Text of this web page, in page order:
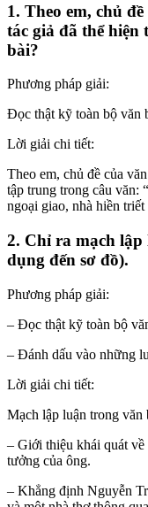
1. Theo em, chủ
tác giả đã thể hiện
bài?
Phương pháp giải:
Đọc thật kỹ toàn bộ văn
Lời giải chi tiết:
Theo em, chủ đề của
tập trung trong câu văn:
ngoại giao, nhà hiền
2. Chỉ ra mạch lập
dụng đến sơ đồ).
Phương pháp giải:
– Đọc thật kỹ toàn bộ
– Đánh dấu vào những
Lời giải chi tiết:
Mạch lập luận trong văn
– Giới thiệu khái quát
tưởng của ông.
– Khẳng định Nguyễn